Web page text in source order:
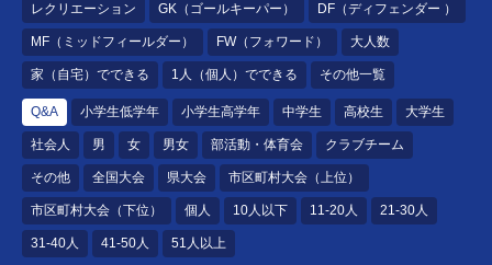
レクリエーション GK（ゴールキーパー） DF（ディフェンダー ）
MF（ミッドフィールダー） FW（フォワード） 大人数
家（自宅）でできる 1人（個人）でできる その他一覧
Q&A 小学生低学年 小学生高学年 中学生 高校生 大学生
社会人 男 女 男女 部活動・体育会 クラブチーム
その他 全国大会 県大会 市区町村大会（上位）
市区町村大会（下位） 個人 10人以下 11-20人 21-30人
31-40人 41-50人 51人以上